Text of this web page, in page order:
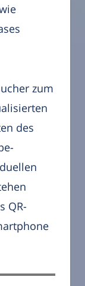
zum
des
QR-